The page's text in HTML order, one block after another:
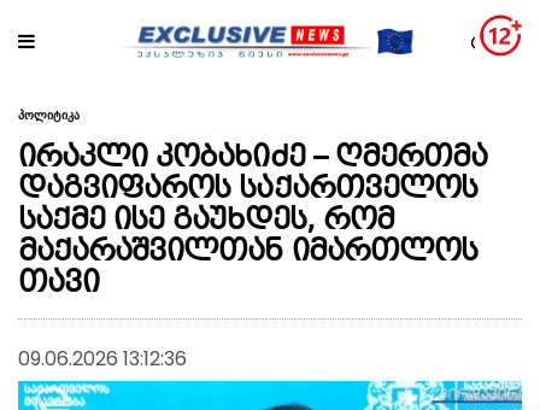
პოლიტიკა
ირაკლი კობახიძე – ღმერთმა
დაგვიფაროს საქართველოს
საქმე ისე გაუხდეს, რომ
მაქარაშვილთან იმართლოს
თავი
09.06.2026 13:12:36